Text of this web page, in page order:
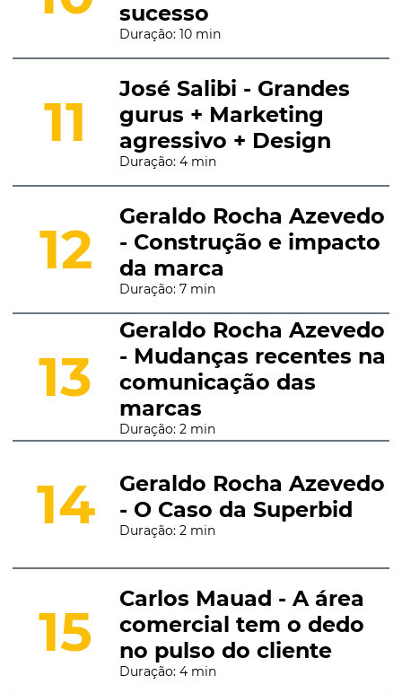
sucesso
Duração: 10 min
11
José Salibi - Grandes
gurus + Marketing
agressivo + Design
Duração: 4 min
12
Geraldo Rocha Azevedo
- Construção e impacto
da marca
Duração: 7 min
13
Geraldo Rocha Azevedo
- Mudanças recentes na
comunicação das
marcas
Duração: 2 min
14
Geraldo Rocha Azevedo
- O Caso da Superbid
Duração: 2 min
15
Carlos Mauad - A área
comercial tem o dedo
no pulso do cliente
Duração: 4 min